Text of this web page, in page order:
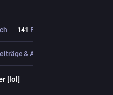
141 Follower
& Antworten
[lol]